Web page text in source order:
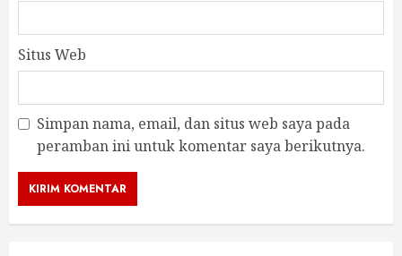
Situs Web
Simpan nama, email, dan situs web saya pada
peramban ini untuk komentar saya berikutnya.